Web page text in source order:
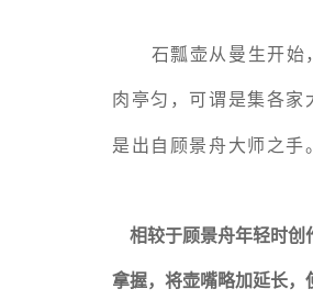
石瓢壶从曼生开始
肉亭匀，可谓是集各家
是出自顾景舟大师之手
相较于顾景舟年轻时创
拿握，将壶嘴略加延长，